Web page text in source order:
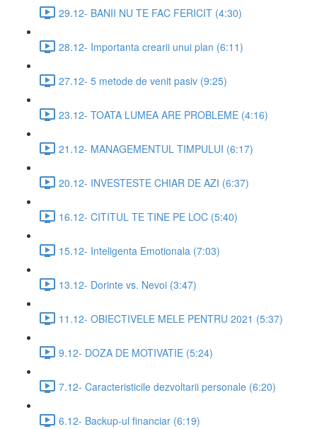
29.12- BANII NU TE FAC FERICIT (4:30)
28.12- Importanta crearii unui plan (6:11)
27.12- 5 metode de venit pasiv (9:25)
23.12- TOATA LUMEA ARE PROBLEME (4:16)
21.12- MANAGEMENTUL TIMPULUI (6:17)
20.12- INVESTESTE CHIAR DE AZI (6:37)
16.12- CITITUL TE TINE PE LOC (5:40)
15.12- Inteligenta Emotionala (7:03)
13.12- Dorinte vs. Nevoi (3:47)
11.12- OBIECTIVELE MELE PENTRU 2021 (5:37)
9.12- DOZA DE MOTIVATIE (5:24)
7.12- Caracteristicile dezvoltarii personale (6:20)
6.12- Backup-ul financiar (6:19)